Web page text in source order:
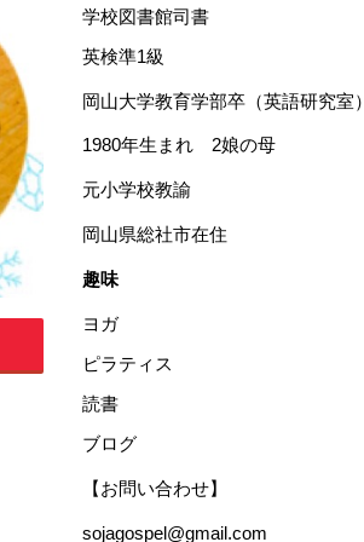
学校図書館司書
英検準1級
岡山大学教育学部卒（英語研究室）
1980年生まれ 2娘の母
元小学校教諭
岡山県総社市在住
趣味
ヨガ
ピラティス
読書
ブログ
【お問い合わせ】
sojagospel@gmail.com